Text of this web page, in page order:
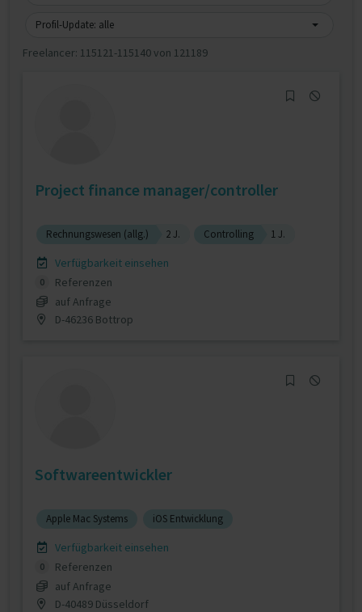
Profil-Update: alle
Freelancer: 115121-115140 von 121189
Project finance manager/controller
Rechnungswesen (allg.) 2 J. Controlling 1 J.
Verfügbarkeit einsehen
0
Referenzen
auf Anfrage
D-46236 Bottrop
Softwareentwickler
Apple Mac Systems iOS Entwicklung
Verfügbarkeit einsehen
0
Referenzen
auf Anfrage
D-40489 Düsseldorf